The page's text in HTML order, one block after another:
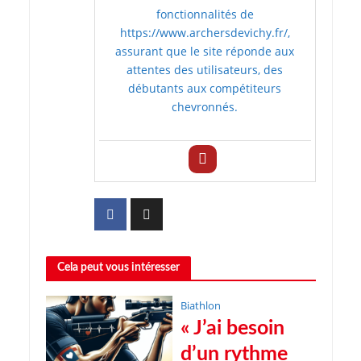
fonctionnalités de
https://www.archersdevichy.fr/,
assurant que le site réponde aux
attentes des utilisateurs, des
débutants aux compétiteurs
chevronnés.
Cela peut vous intéresser
Biathlon
« J’ai besoin
d’un rythme